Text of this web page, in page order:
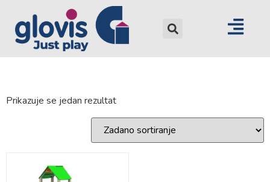
Prikazuje se jedan rezultat